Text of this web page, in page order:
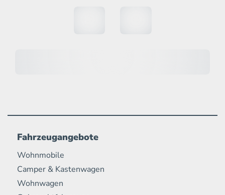
Fahrzeugangebote
Wohnmobile
Camper & Kastenwagen
Wohnwagen